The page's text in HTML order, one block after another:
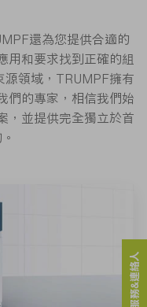
還為您提供合適的
用和要求找到正確的組
源領域，TRUMPF擁有
們的專家，相信我們始
，並提供完全獨立於首
服務&連絡人